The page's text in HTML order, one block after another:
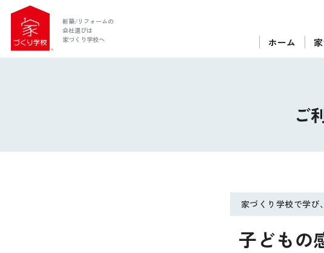
新築/リフォームの
会社選びは
家づくり学校へ
ホーム
ご
家づくり学校で学び
子どもの